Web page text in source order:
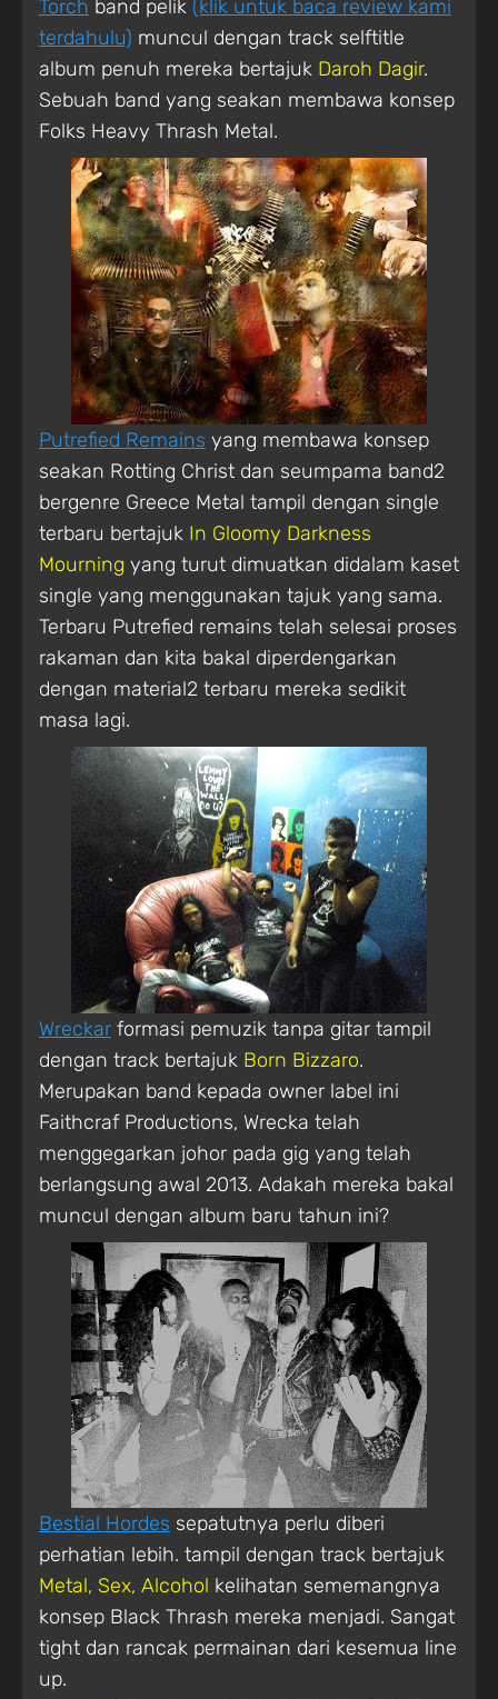
Torch band pelik (klik untuk baca review kami
terdahulu) muncul dengan track selftitle
album penuh mereka bertajuk Daroh Dagir.
Sebuah band yang seakan membawa konsep
Folks Heavy Thrash Metal.
Putrefied Remains yang membawa konsep
seakan Rotting Christ dan seumpama band2
bergenre Greece Metal tampil dengan single
terbaru bertajuk In Gloomy Darkness
Mourning yang turut dimuatkan didalam kaset
single yang menggunakan tajuk yang sama.
Terbaru Putrefied remains telah selesai proses
rakaman dan kita bakal diperdengarkan
dengan material2 terbaru mereka sedikit
masa lagi.
Wreckar formasi pemuzik tanpa gitar tampil
dengan track bertajuk Born Bizzaro.
Merupakan band kepada owner label ini
Faithcraf Productions, Wrecka telah
menggegarkan johor pada gig yang telah
berlangsung awal 2013. Adakah mereka bakal
muncul dengan album baru tahun ini?
Bestial Hordes sepatutnya perlu diberi
perhatian lebih. tampil dengan track bertajuk
Metal, Sex, Alcohol kelihatan sememangnya
konsep Black Thrash mereka menjadi. Sangat
tight dan rancak permainan dari kesemua line
up.